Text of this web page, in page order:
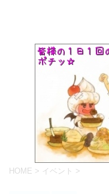
HOME > イベント >